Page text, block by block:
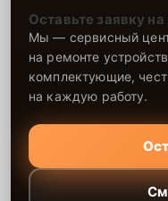
Оставьте заявку
Мы — сервисный
на ремонте
комплектующие,
на каждую работу.